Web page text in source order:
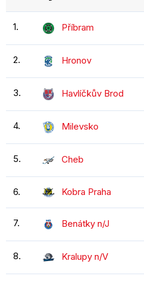
1. Příbram
2. Hronov
3. Havlíčkův Brod
4. Milevsko
5. Cheb
6. Kobra Praha
7. Benátky n/J
8. Kralupy n/V